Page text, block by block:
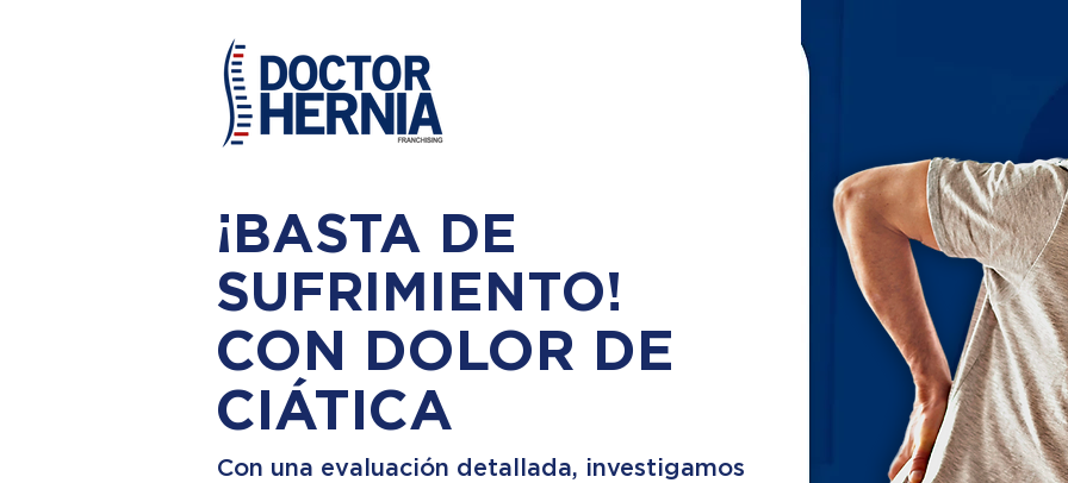
¡BASTA DE
SUFRIMIENTO!
CON DOLOR DE
CIÁTICA
Con una evaluación detallada, investigamos